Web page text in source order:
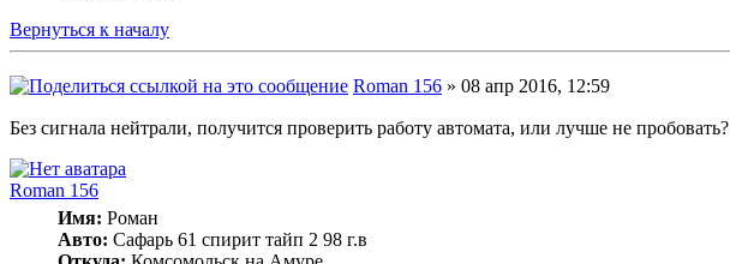
Вернуться к началу
Roman 156 » 08 апр 2016, 12:59
Без сигнала нейтрали, получится проверить работу автомата, или лучше не пробовать?
Roman 156
Имя: Роман
Авто: Сафарь 61 спирит тайп 2 98 г.в